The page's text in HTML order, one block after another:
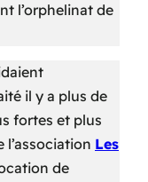
l’orphelinat de
il y a plus de
fortes et plus
l’association Les
de